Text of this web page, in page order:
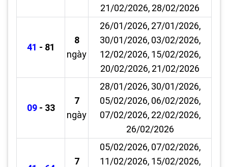
21/02/2026, 28/02/2026
41 - 81
8
ngày
26/01/2026, 27/01/2026,
30/01/2026, 03/02/2026,
12/02/2026, 15/02/2026,
20/02/2026, 21/02/2026
09- 33
7
ngày
28/01/2026, 30/01/2026,
05/02/2026, 06/02/2026,
07/02/2026, 22/02/2026,
26/02/2026
7
05/02/2026, 07/02/2026,
11/02/2026, 15/02/2026,